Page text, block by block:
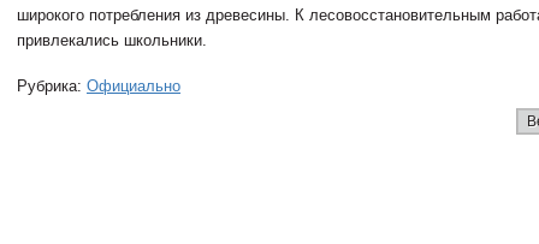
широкого потребления из древесины. К лесовосстановительным
привлекались школьники.
Рубрика: Официально